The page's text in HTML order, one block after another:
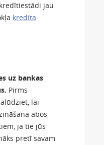
jau
kredīta
uz bankas
Pirms
lai
abos
ja tie jūs
pretī savam